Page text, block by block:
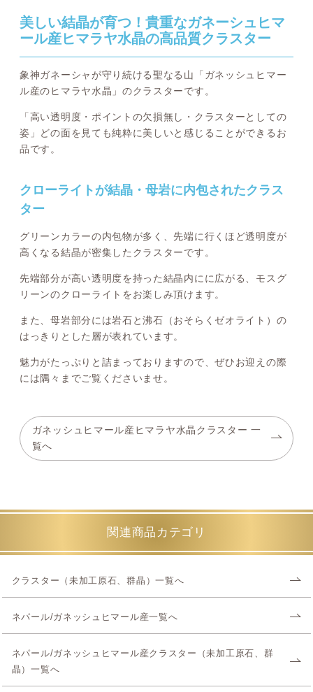
美しい結晶が育つ！貴重なガネーシュヒマ
ール産ヒマラヤ水晶の高品質クラスター
象神ガネーシャが守り続ける聖なる山「ガネッシュヒマー
ル産のヒマラヤ水晶」のクラスターです。
「高い透明度・ポイントの欠損無し・クラスターとしての
姿」どの面を見ても純粋に美しいと感じることができるお
品です。
クローライトが結晶・母岩に内包されたクラス
ター
グリーンカラーの内包物が多く、先端に行くほど透明度が
高くなる結晶が密集したクラスターです。
先端部分が高い透明度を持った結晶内にに広がる、モスグ
リーンのクローライトをお楽しみ頂けます。
また、母岩部分には岩石と沸石（おそらくゼオライト）の
はっきりとした層が表れています。
魅力がたっぷりと詰まっておりますので、ぜひお迎えの際
には隅々までご覧くださいませ。
ガネッシュヒマール産ヒマラヤ水晶クラスター 一
覧へ
関連商品カテゴリ
クラスター（未加工原石、群晶）一覧へ
ネパール/ガネッシュヒマール産一覧へ
ネパール/ガネッシュヒマール産クラスター（未加工原石、群
晶）一覧へ